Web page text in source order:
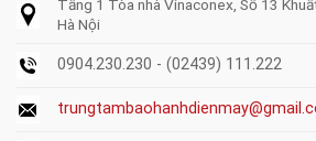
Tầng 1 Tòa nhà Vinaconex, Số 13
Hà Nội
0904.230.230 - (02439) 111.222